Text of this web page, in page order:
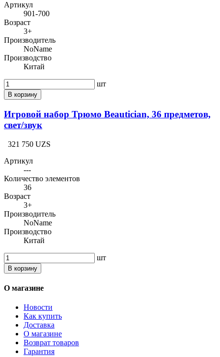
Артикул
901-700
Возраст
3+
Производитель
NoName
Производство
Китай
шт
В корзину
Игровой набор Трюмо Beautician, 36 предметов,
свет/звук
321 750 UZS
Артикул
---
Количество элементов
36
Возраст
3+
Производитель
NoName
Производство
Китай
шт
В корзину
О магазине
Новости
Как купить
Доставка
О магазине
Возврат товаров
Гарантия